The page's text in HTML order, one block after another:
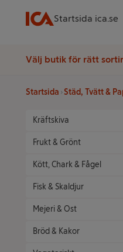
Startsida ica.se
Välj butik för rätt
Startsida Städ, Tvätt &
Kräftskiva
Frukt & Grönt
Kött, Chark & Fågel
Fisk & Skaldjur
Mejeri & Ost
Bröd & Kakor